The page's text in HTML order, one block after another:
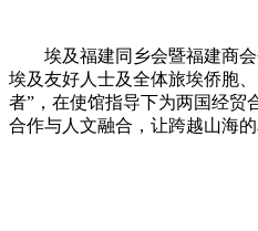
埃及福建同乡会暨福建商
埃及友好人士及全体旅埃侨胞
者”，在使馆指导下为两国经贸
合作与人文融合，让跨越山海